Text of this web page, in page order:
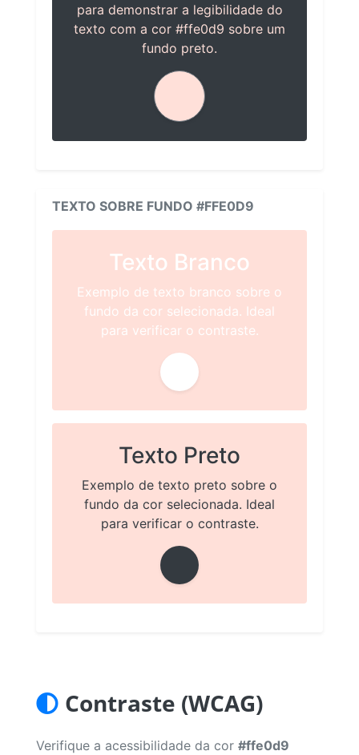
para demonstrar a legibilidade do
texto com a cor #ffe0d9 sobre um
fundo preto.
TEXTO SOBRE FUNDO #FFE0D9
Texto Branco
Exemplo de texto branco sobre o
fundo da cor selecionada. Ideal
para verificar o contraste.
Texto Preto
Exemplo de texto preto sobre o
fundo da cor selecionada. Ideal
para verificar o contraste.
Contraste (WCAG)
Verifique a acessibilidade da cor #ffe0d9